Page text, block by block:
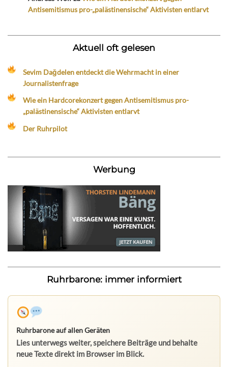
Antisemitismus pro-„palästinensische“ Aktivisten entlarvt
Aktuell oft gelesen
Sevim Dağdelen entdeckt die Wehrmacht in einer
Journalistenfrage
Wie ein Hardcorekonzert gegen Antisemitismus pro-
„palästinensische“ Aktivisten entlarvt
Der Ruhrpilot
Werbung
Ruhrbarone: immer informiert
Ruhrbarone auf allen Geräten
Lies unterwegs weiter, speichere Beiträge und behalte
neue Texte direkt im Browser im Blick.